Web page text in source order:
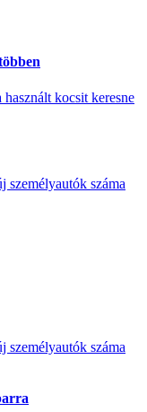
kocsit keresne
személyautók száma
személyautók száma